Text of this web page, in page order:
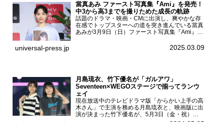
當真あみ ファースト写真集『Ami』を発売！
中3から高3までを撮りためた成長の軌跡
話題のドラマ・映画・CMに出演し、爽やかな存
在感でトップスターへの道を突き進んでいる當真
あみが3月9日（日）ファースト写真集『Ami』
BOOKS SHIBUYAで開催した。當真あみファース
universal-press.jp 2025.03.09
月島琉衣、竹下優名が「ガルアワ」
Seventeen×WEGOステージで揃ってランウ
ェイ
現在放送中のテレビドラマ版「からかい上手の高
木さん」で主演を務める月島琉衣と、映画版に出
演が決まった竹下優名が、5月3日（金・祝）東